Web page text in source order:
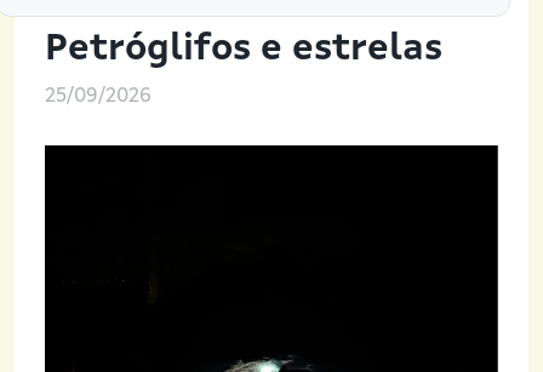
Petróglifos e estrelas
25/09/2026